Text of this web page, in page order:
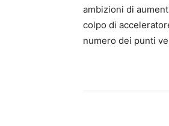
ambizioni di
colpo di
numero dei punti